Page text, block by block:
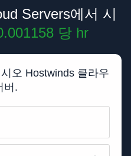
Servers에서 시
당hr
오 Hostwinds 클라우
버.